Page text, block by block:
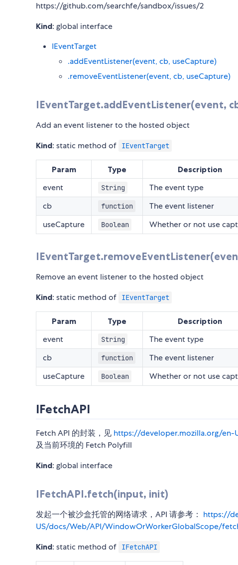
https://github.com/searchfe/sandbox/issues/2
Kind: global interface
IEventTarget
.addEventListener(event, cb, useCapture)
.removeEventListener(event, cb, useCapture)
IEventTarget.addEventListener(event,
Add an event listener to the hosted object
Kind: static method of IEventTarget
Param Type Description
event String
The event type
cb
function
The event listener
useCapture
Boolean Whether or not use
Remove an event listener to the hosted object
Kind: static method of IEventTarget
Param Type Description
event String
The event type
cb
function
The event listener
useCapture
Boolean Whether or not use
IFetchAPI
Fetch API 的封装，见 https://developer.mozilla.org/en-
及当前环境的 Fetch Polyfill
Kind: global interface
IFetchAPI.fetch(input, init)
发起一个被沙盒托管的网络请求，API 请参考： https://
US/docs/Web/API/WindowOrWorkerGlobalScope/
Kind: static method of IFetchAPI